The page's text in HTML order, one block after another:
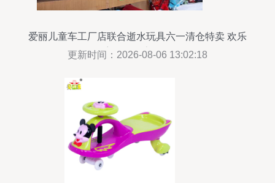
爱丽儿童车工厂店联合逝水玩具六一清仓特卖 欢乐
童年，畅享骑行
更新时间：2026-08-06 13:02:18